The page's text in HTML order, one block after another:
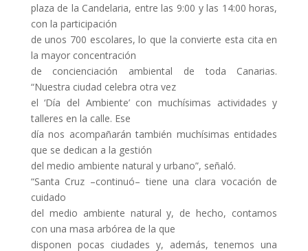
plaza de la Candelaria, entre las 9:00 y las 14:00 horas,
con la participación
de unos 700 escolares, lo que la convierte esta cita en
la mayor concentración
de concienciación ambiental de toda Canarias.
“Nuestra ciudad celebra otra vez
el ‘Día del Ambiente’ con muchísimas actividades y
talleres en la calle. Ese
día nos acompañarán también muchísimas entidades
que se dedican a la gestión
del medio ambiente natural y urbano”, señaló.
“Santa Cruz –continuó– tiene una clara vocación de
cuidado
del medio ambiente natural y, de hecho, contamos
con una masa arbórea de la que
disponen pocas ciudades y, además, tenemos una